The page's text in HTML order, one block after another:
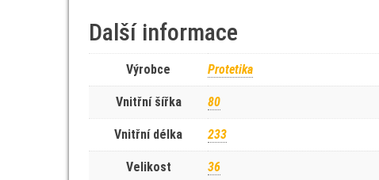
Další informace
Výrobce Protetika
Vnitřní šířka 80
Vnitřní délka 233
Velikost 36